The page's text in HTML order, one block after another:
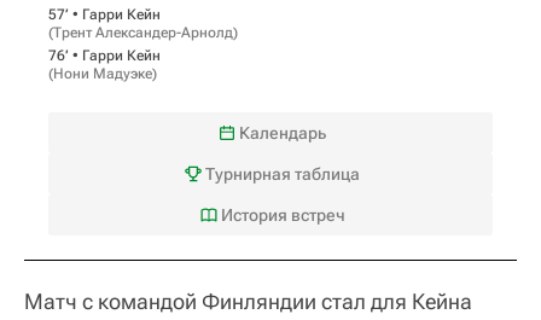
57‎’‎ • Гарри Кейн
(Трент Александер-Арнолд)
76‎’‎ • Гарри Кейн
(Нони Мадуэке)
Календарь
Турнирная таблица
История встреч
Матч с командой Финляндии стал для Кейна